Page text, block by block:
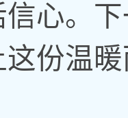
心。
份温